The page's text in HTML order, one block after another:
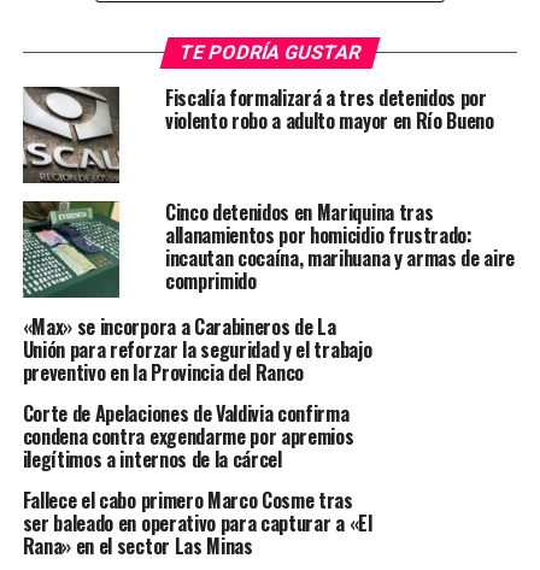
Entre los hechos que se le imputan, se cuenta un robo el
jueves 3 de abril en el Cesfam Externo de Valdivia.
Además, en enero habría ingresado a la escuela
Angachilla y al jardín infantil Aneley, recinto al que
volvió en febrero. En marzo, también habría sustraído
especies desde el jardín infantil Francia, ubicado en calle
General Montecinos.
Debido a la reiteración de los delitos y el riesgo que
representa para la comunidad, el Juzgado de Garantía
de Valdivia acogió la solicitud de la Fiscalía y decretó la
prisión preventiva del imputado. Paralelamente, la
Brigada Investigadora de Robos (BIRO) de la PDI
continúa indagando su posible participación en otros
hechos similares ocurridos este año en la misma zona.
Post Views: 455
TE PODRÍA GUSTAR
Fiscalía formalizará a tres detenidos por
violento robo a adulto mayor en Río Bueno
Cinco detenidos en Mariquina tras
allanamientos por homicidio frustrado:
incautan cocaína, marihuana y armas de aire
comprimido
«Max» se incorpora a Carabineros de La
Unión para reforzar la seguridad y el trabajo
preventivo en la Provincia del Ranco
Corte de Apelaciones de Valdivia confirma
condena contra exgendarme por apremios
ilegítimos a internos de la cárcel
Fallece el cabo primero Marco Cosme tras
ser baleado en operativo para capturar a «El
Rana» en el sector Las Minas